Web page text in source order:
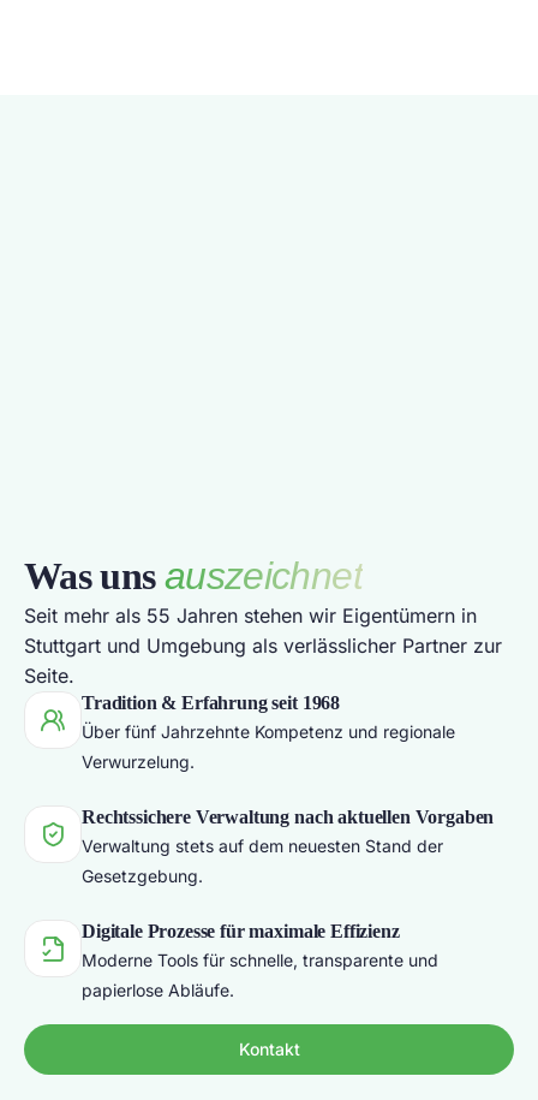
Was uns auszeichnet
Seit mehr als 55 Jahren stehen wir Eigentümern in
Stuttgart und Umgebung als verlässlicher Partner zur
Seite.
Tradition & Erfahrung seit 1968
Über fünf Jahrzehnte Kompetenz und regionale
Verwurzelung.
Rechtssichere Verwaltung nach aktuellen Vorgaben
Verwaltung stets auf dem neuesten Stand der
Gesetzgebung.
Digitale Prozesse für maximale Effizienz
Moderne Tools für schnelle, transparente und
papierlose Abläufe.
Kontakt